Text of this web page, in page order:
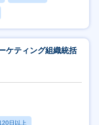
ケティング組織統括
日以上